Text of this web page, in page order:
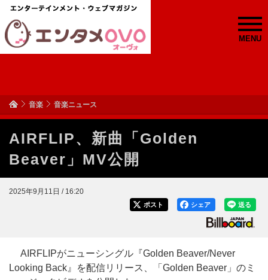
MENU
音楽 音楽ニュース
AIRFLIP、新曲「Golden
Beaver」MV公開
2025年9月11日 / 16:20
送る
シェア
ポスト
AIRFLIPがニューシングル『Golden Beaver/Never
Looking Back』を配信リリース、「Golden Beaver」のミ